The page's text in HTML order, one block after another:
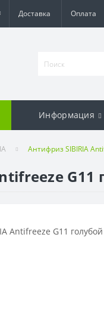
Доставка Оплата
Информация
Антифриз SIBIRIA
G11